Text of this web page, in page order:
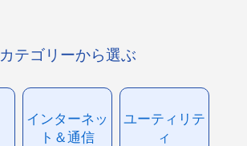
カテゴリーから選ぶ
インターネッ
ト＆通信
ユーティリテ
ィ